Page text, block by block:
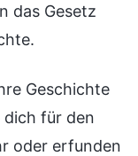
das Gesetz
Geschichte
dich für den
oder erfunden